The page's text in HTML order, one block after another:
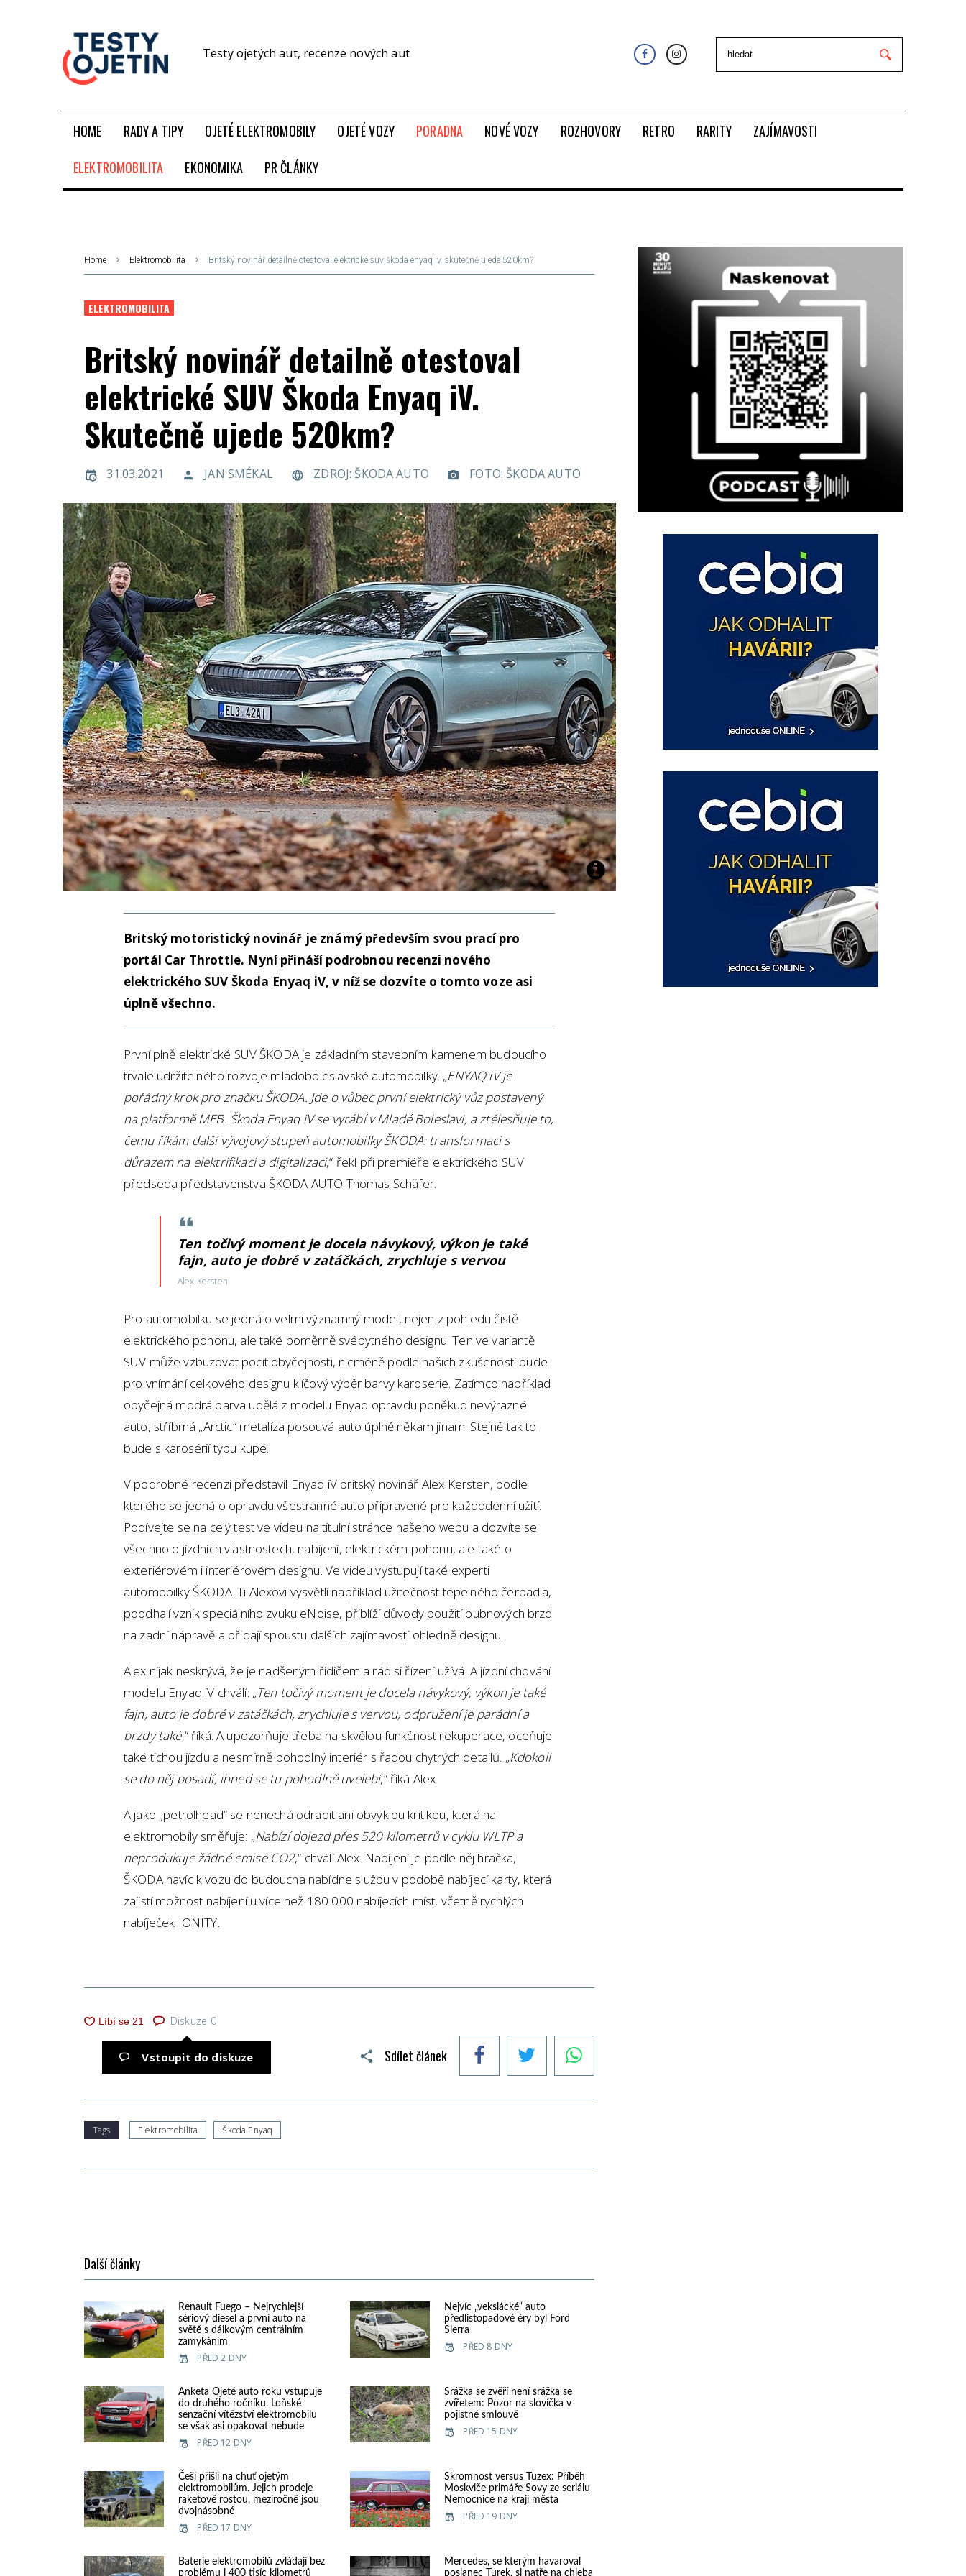
Testy ojetých aut, recenze nových aut
HOME RADY A TIPY OJETÉ ELEKTROMOBILY OJETÉ VOZY PORADNA NOVÉ VOZY ROZHOVORY RETRO RARITY
ZAJÍMAVOSTI
ELEKTROMOBILITA
EKONOMIKA PR ČLÁNKY
Home Elektromobilita Britský novinář detailně otestoval elektrické suv škoda enyaq iv. skutečně ujede 520km?
ELEKTROMOBILITA
Britský novinář detailně otestoval
elektrické SUV Škoda Enyaq iV.
Skutečně ujede 520km?
31.03.2021 JAN SMÉKAL ZDROJ: ŠKODA AUTO FOTO: ŠKODA AUTO
Britský motoristický novinář je známý především svou prací pro
portál Car Throttle. Nyní přináší podrobnou recenzi nového
elektrického SUV Škoda Enyaq iV, v níž se dozvíte o tomto voze asi
úplně všechno.
První plně elektrické SUV ŠKODA je základním stavebním kamenem budoucího
trvale udržitelného rozvoje mladoboleslavské automobilky. „ENYAQ iV je
pořádný krok pro značku ŠKODA. Jde o vůbec první elektrický vůz postavený
na platformě MEB. Škoda Enyaq iV se vyrábí v Mladé Boleslavi, a ztělesňuje to,
čemu říkám další vývojový stupeň automobilky ŠKODA: transformaci s
důrazem na elektrifikaci a digitalizaci,“ řekl při premiéře elektrického SUV
předseda představenstva ŠKODA AUTO Thomas Schäfer.
Ten točivý moment je docela návykový, výkon je také
fajn, auto je dobré v zatáčkách, zrychluje s vervou
Alex Kersten
Pro automobilku se jedná o velmi významný model, nejen z pohledu čistě
elektrického pohonu, ale také poměrně svébytného designu. Ten ve variantě
SUV může vzbuzovat pocit obyčejnosti, nicméně podle našich zkušeností bude
pro vnímání celkového designu klíčový výběr barvy karoserie. Zatímco například
obyčejná modrá barva udělá z modelu Enyaq opravdu poněkud nevýrazné
auto, stříbrná „Arctic“ metalíza posouvá auto úplně někam jinam. Stejně tak to
bude s karosérií typu kupé.
V podrobné recenzi představil Enyaq iV britský novinář Alex Kersten, podle
kterého se jedná o opravdu všestranné auto připravené pro každodenní užití.
Podívejte se na celý test ve videu na titulní stránce našeho webu a dozvíte se
všechno o jízdních vlastnostech, nabíjení, elektrickém pohonu, ale také o
exteriérovém i interiérovém designu. Ve videu vystupují také experti
automobilky ŠKODA. Ti Alexovi vysvětlí například užitečnost tepelného čerpadla,
poodhalí vznik speciálního zvuku eNoise, přiblíží důvody použití bubnových brzd
na zadní nápravě a přidají spoustu dalších zajímavostí ohledně designu.
Alex nijak neskrývá, že je nadšeným řidičem a rád si řízení užívá. A jízdní chování
modelu Enyaq iV chválí: „Ten točivý moment je docela návykový, výkon je také
fajn, auto je dobré v zatáčkách, zrychluje s vervou, odpružení je parádní a
brzdy také,“ říká. A upozorňuje třeba na skvělou funkčnost rekuperace, oceňuje
také tichou jízdu a nesmírně pohodlný interiér s řadou chytrých detailů. „Kdokoli
se do něj posadí, ihned se tu pohodlně uvelebí,“ říká Alex.
A jako „petrolhead“ se nenechá odradit ani obvyklou kritikou, která na
elektromobily směřuje: „Nabízí dojezd přes 520 kilometrů v cyklu WLTP a
neprodukuje žádné emise CO2,“ chválí Alex. Nabíjení je podle něj hračka,
ŠKODA navíc k vozu do budoucna nabídne službu v podobě nabíjecí karty, která
zajistí možnost nabíjení u více než 180 000 nabíjecích míst, včetně rychlých
nabíječek IONITY.
Sdílet článek
Diskuze 0
Vstoupit do diskuze
Tags Elektromobilita Škoda Enyaq
Další články
Renault Fuego – Nejrychlejší
sériový diesel a první auto na
světě s dálkovým centrálním
zamykáním
PŘED 2 DNY
Nejvíc „vekslácké“ auto
předlistopadové éry byl Ford
Sierra
PŘED 8 DNY
Anketa Ojeté auto roku vstupuje
do druhého ročníku. Loňské
senzační vítězství elektromobilu
se však asi opakovat nebude
PŘED 12 DNY
Srážka se zvěří není srážka se
zvířetem: Pozor na slovíčka v
pojistné smlouvě
PŘED 15 DNY
Češi přišli na chuť ojetým
elektromobilům. Jejich prodeje
raketově rostou, meziročně jsou
dvojnásobné
PŘED 17 DNY
Skromnost versus Tuzex: Příběh
Moskviče primáře Sovy ze seriálu
Nemocnice na kraji města
PŘED 19 DNY
Baterie elektromobilů zvládají bez
problému i 400 tisíc kilometrů
Mercedes, se kterým havaroval
poslanec Turek, si natře na chleba